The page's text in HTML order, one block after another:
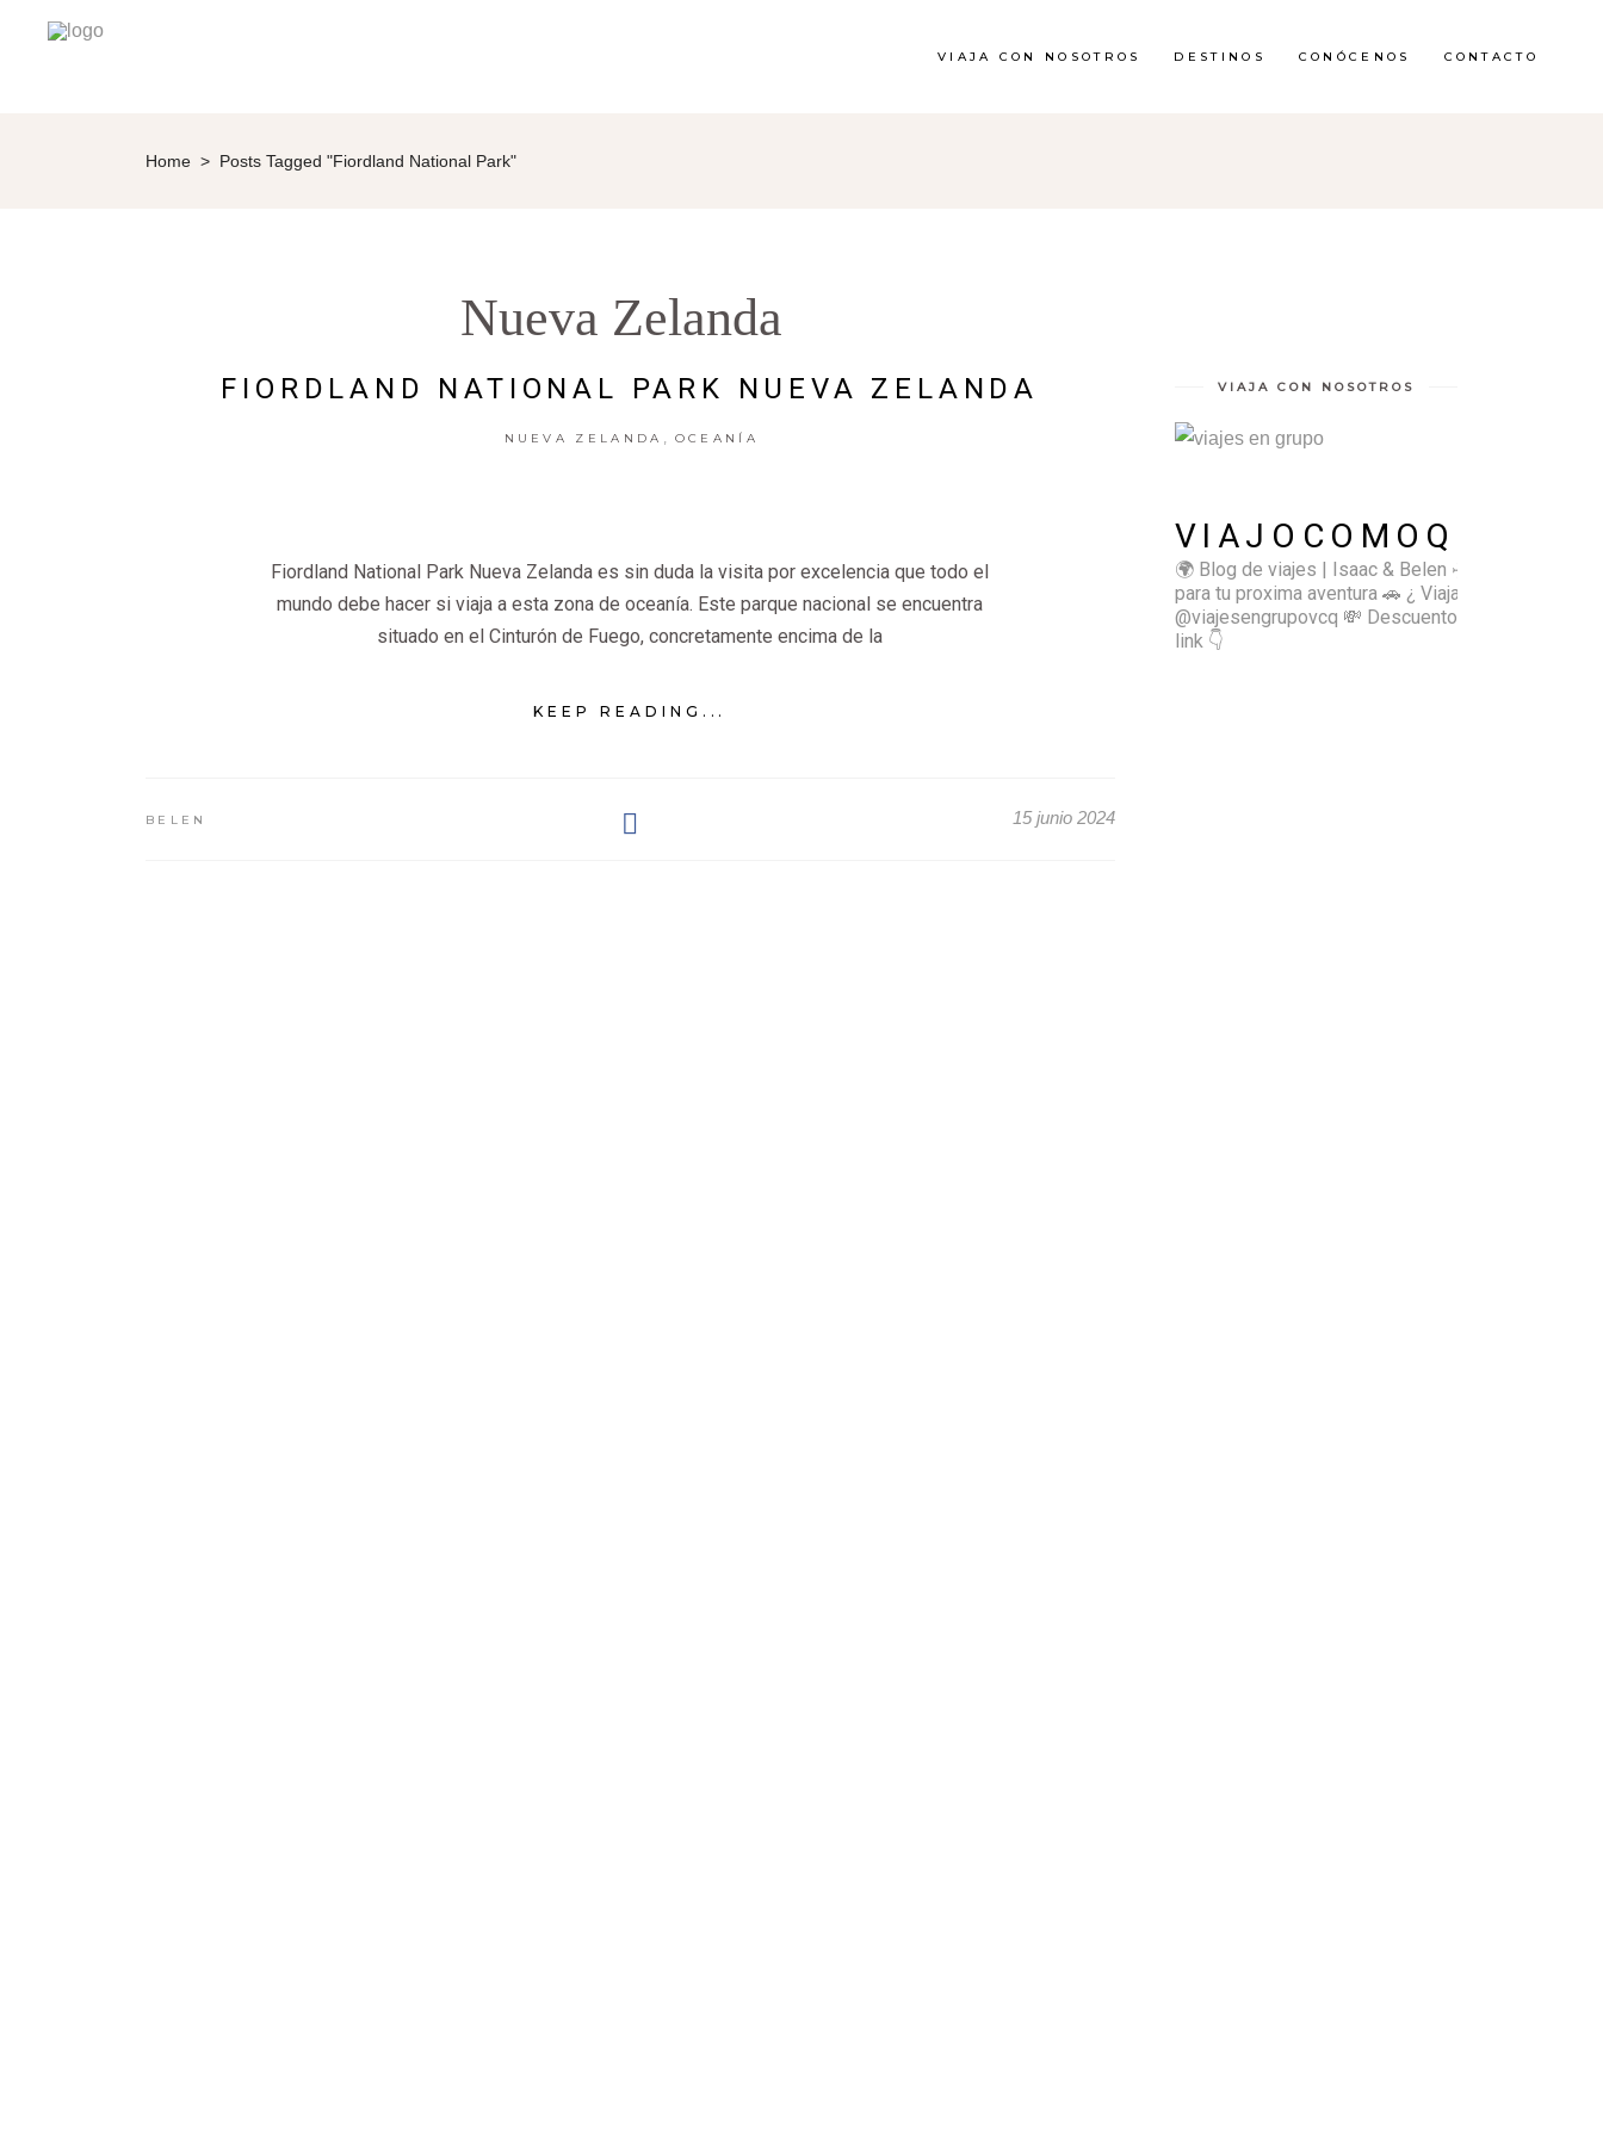
VIAJA CON NOSOTROS DESTINOS CONÓCENOS CONTACTO
Home > Posts Tagged "Fiordland National Park"
Nueva Zelanda
FIORDLAND NATIONAL PARK NUEVA ZELANDA
NUEVA ZELANDA OCEANÍA
Fiordland National Park Nueva Zelanda es sin duda la visita por excelencia que todo el
mundo debe hacer si viaja a esta zona de oceanía. Este parque nacional se encuentra
situado en el Cinturón de Fuego, concretamente encima de la
KEEP READING...
BELEN 15 junio 2024
VIAJA CON NOSOTROS
VIAJOCOMOQUIERO
🌍 Blog de viajes | Isaac & Belen ✈️ Inspírate
para tu proxima aventura 🚗 ¿ Viajas sol@? 👉🏻
@viajesengrupovcq 💸 Descuentos y tips en el
link 👇